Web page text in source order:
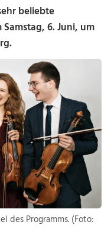
beliebte
6. Juni, um
des Programms. (Foto: